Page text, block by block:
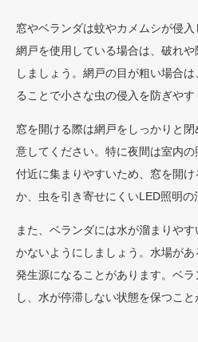
窓やベランダは蚊やカメムシが侵入
網戸を使用している場合は、破れ
しましょう。網戸の目が粗い場合
ることで小さな虫の侵入を防ぎやす
窓を開ける際は網戸をしっかりと
意してください。特に夜間は室内
付近に集まりやすいため、窓を開
か、虫を引き寄せにくいLED照明の
また、ベランダには水が溜まりや
かないようにしましょう。水場が
発生源になることがあります。ベ
し、水が停滞しない状態を保つこと